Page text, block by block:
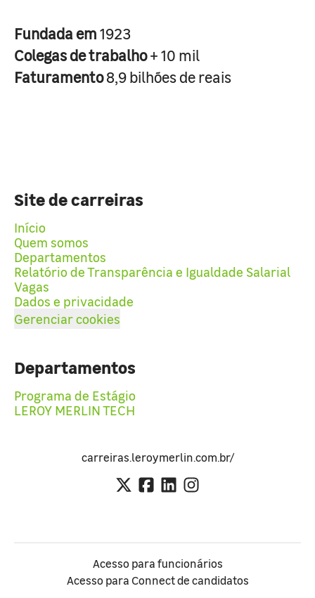
Fundada em1923
Colegas de trabalho+ 10 mil
Faturamento8,9 bilhões de reais
Site de carreiras
Início
Quem somos
Departamentos
Relatório de Transparência e Igualdade Salarial
Vagas
Dados e privacidade
Gerenciar cookies
Departamentos
Programa de Estágio
LEROY MERLIN TECH
carreiras.leroymerlin.com.br/
Acesso para funcionários
Acesso para Connect de candidatos